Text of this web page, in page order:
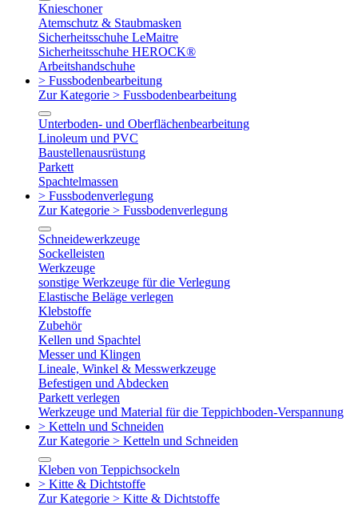
Knieschoner
Atemschutz & Staubmasken
Sicherheitsschuhe LeMaitre
Sicherheitsschuhe HEROCK®
Arbeitshandschuhe
> Fussbodenbearbeitung
Zur Kategorie > Fussbodenbearbeitung
Unterboden- und Oberflächenbearbeitung
Linoleum und PVC
Baustellenausrüstung
Parkett
Spachtelmassen
> Fussbodenverlegung
Zur Kategorie > Fussbodenverlegung
Schneidewerkzeuge
Sockelleisten
Werkzeuge
sonstige Werkzeuge für die Verlegung
Elastische Beläge verlegen
Klebstoffe
Zubehör
Kellen und Spachtel
Messer und Klingen
Lineale, Winkel & Messwerkzeuge
Befestigen und Abdecken
Parkett verlegen
Werkzeuge und Material für die Teppichboden-Verspannung
> Ketteln und Schneiden
Zur Kategorie > Ketteln und Schneiden
Kleben von Teppichsockeln
> Kitte & Dichtstoffe
Zur Kategorie > Kitte & Dichtstoffe